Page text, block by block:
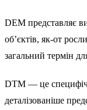
DEM представляє
об’єктів, як-от
загальний термін
DTM — це
деталізованіше